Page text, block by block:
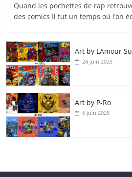
Quand les pochettes de rap
des comics Il fut un temps où l’on
Art by LAmour
24 juin 2025
Art by P‑Ro
6 juin 2025